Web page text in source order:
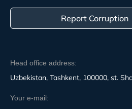
Head office address:
Uzbekistan, Tashkent, 100000, st.
Your e-mail:
Report Corruption